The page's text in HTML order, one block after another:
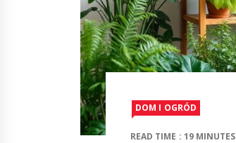
DOM I OGRÓD
READ TIME : 19 MINUTES